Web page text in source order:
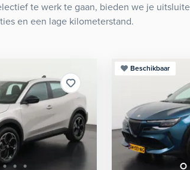
te werk te gaan, bieden we je
en een lage kilometerstand.
Beschikbaar